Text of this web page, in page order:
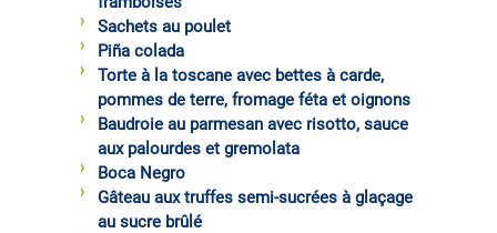
Sachets au poulet
Piña colada
Torte à la toscane avec bettes à carde,
pommes de terre, fromage féta et oignons
Baudroie au parmesan avec risotto, sauce
aux palourdes et gremolata
Boca Negro
Gâteau aux truffes semi-sucrées à glaçage
au sucre brûlé